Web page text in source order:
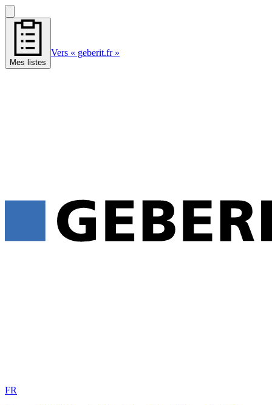
Mes listes
Vers « geberit.fr »
FR